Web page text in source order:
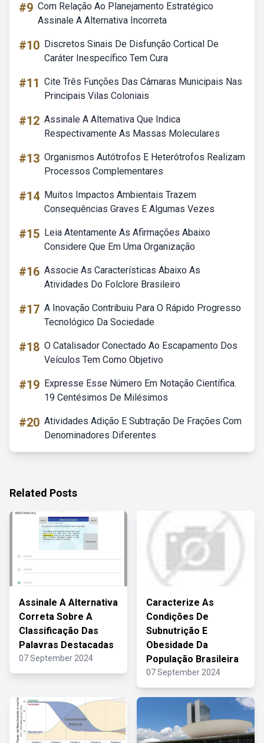
#9 Com Relação Ao Planejamento Estratégico
Assinale A Alternativa Incorreta
#10 Discretos Sinais De Disfunção Cortical De
Caráter Inespecífico Tem Cura
#11 Cite Três Funções Das Câmaras Municipais Nas
Principais Vilas Coloniais
#12 Assinale A Alternativa Que Indica
Respectivamente As Massas Moleculares
#13 Organismos Autótrofos E Heterótrofos Realizam
Processos Complementares
#14 Muitos Impactos Ambientais Trazem
Consequências Graves E Algumas Vezes
#15 Leia Atentamente As Afirmações Abaixo
Considere Que Em Uma Organização
#16 Associe As Características Abaixo As
Atividades Do Folclore Brasileiro
#17 A Inovação Contribuiu Para O Rápido Progresso
Tecnológico Da Sociedade
#18 O Catalisador Conectado Ao Escapamento Dos
Veículos Tem Como Objetivo
#19 Expresse Esse Número Em Notação Científica.
19 Centésimos De Milésimos
#20 Atividades Adição E Subtração De Frações Com
Denominadores Diferentes
Related Posts
Assinale A Alternativa
Correta Sobre A
Classificação Das
Palavras Destacadas
07 September 2024
Caracterize As
Condições De
Subnutrição E
Obesidade Da
População Brasileira
07 September 2024